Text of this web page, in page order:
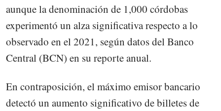
aunque la denominación de 1,000 córdobas
experimentó un alza significativa respecto a lo
observado en el 2021, según datos del Banco
Central (BCN) en su reporte anual.
En contraposición, el máximo emisor bancario
detectó un aumento significativo de billetes de